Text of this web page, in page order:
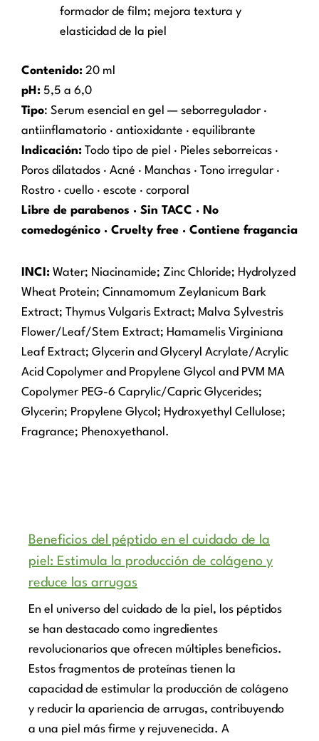
formador de film; mejora textura y
elasticidad de la piel
Contenido: 20 ml
pH: 5,5 a 6,0
Tipo: Serum esencial en gel — seborregulador ·
antiinflamatorio · antioxidante · equilibrante
Indicación: Todo tipo de piel · Pieles seborreicas ·
Poros dilatados · Acné · Manchas · Tono irregular ·
Rostro · cuello · escote · corporal
Libre de parabenos · Sin TACC · No
comedogénico · Cruelty free · Contiene fragancia
INCI: Water; Niacinamide; Zinc Chloride; Hydrolyzed
Wheat Protein; Cinnamomum Zeylanicum Bark
Extract; Thymus Vulgaris Extract; Malva Sylvestris
Flower/Leaf/Stem Extract; Hamamelis Virginiana
Leaf Extract; Glycerin and Glyceryl Acrylate/Acrylic
Acid Copolymer and Propylene Glycol and PVM MA
Copolymer PEG-6 Caprylic/Capric Glycerides;
Glycerin; Propylene Glycol; Hydroxyethyl Cellulose;
Fragrance; Phenoxyethanol.
Beneficios del péptido en el cuidado de la
piel: Estimula la producción de colágeno y
reduce las arrugas
En el universo del cuidado de la piel, los péptidos
se han destacado como ingredientes
revolucionarios que ofrecen múltiples beneficios.
Estos fragmentos de proteínas tienen la
capacidad de estimular la producción de colágeno
y reducir la apariencia de arrugas, contribuyendo
a una piel más firme y rejuvenecida. A